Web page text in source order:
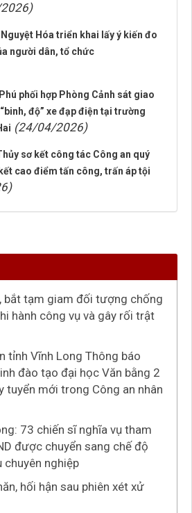
Hóa triển khai lấy ý kiến đo
người dân, tổ chức
phối hợp Phòng Cảnh sát giao
độ” xe đạp điện tại trường
(24/04/2026)
sơ kết công tác Công an quý
cao điểm tấn công, trấn áp tội
bắt tạm giam đối tượng chống
hành công vụ và gây rối trật
tỉnh Vĩnh Long Thông báo
đào tạo đại học Văn bằng 2
tuyển mới trong Công an nhân
73 chiến sĩ nghĩa vụ tham
được chuyển sang chế độ
chuyên nghiệp
hối hận sau phiên xét xử